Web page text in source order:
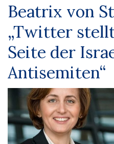
Beatrix von
„Twitter
Seite der
Antisemiten“